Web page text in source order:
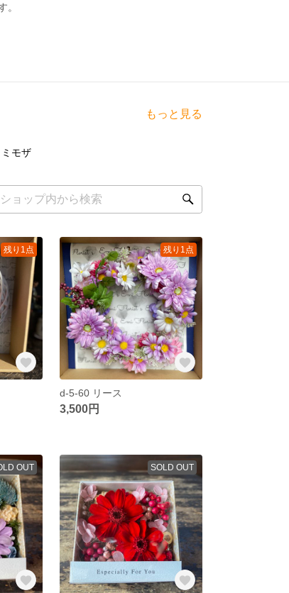
。
もっと見る
ミモザ
残り1点 残り1点
d-5-60 リース
3,500円
OUT SOLD OUT